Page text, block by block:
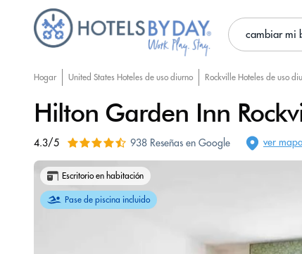
cambiar mi
Hogar United States Hoteles de uso diurno Rockville Hoteles de uso
Hilton Garden Inn
4.3/5 938 Reseñas en Google ver mapa
Escritorio en habitación
Pase de piscina incluido